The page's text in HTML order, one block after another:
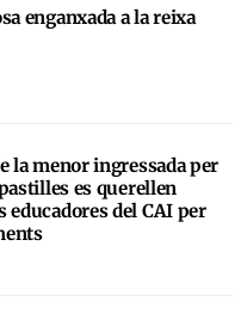
enganxada a la reixa
la menor ingressada per
es querellen
educadores del CAI per